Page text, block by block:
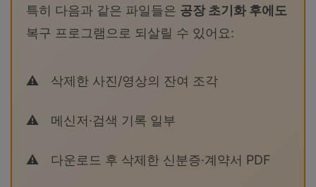
특히 다음과 같은 파일들은 공장 초기화 후에도
복구 프로그램으로 되살릴 수 있어요:
삭제한 사진/영상의 잔여 조각
메신저·검색 기록 일부
다운로드 후 삭제한 신분증·계약서 PDF